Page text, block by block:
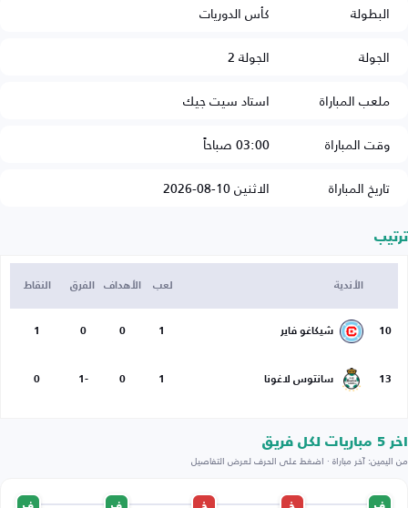
البطولة
كأس الدوريات
الجولة
الجولة 2
ملعب المباراة
استاد سيت جيك
وقت المباراة
03:00 صباحاً
تاريخ المباراة
الاثنين 10-08-2026
ترتيب
الأندية لعب الأهداف الفرق النقاط
10 شيكاغو فاير 1
0
0
1
13 سانتوس لاغونا 1
0
-1
0
اخر 5 مباريات لكل فريق
من اليمين: آخر مباراة · اضغط على الحرف لعرض التفاصيل